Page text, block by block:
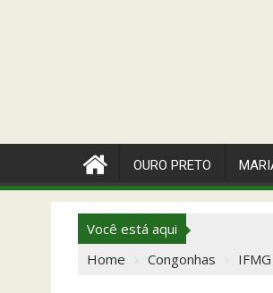
OURO PRETO
Você está aqui
Home
Congonhas